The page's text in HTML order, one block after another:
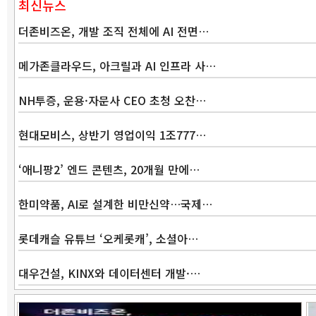
최신뉴스
더존비즈온, 개발 조직 전체에 AI 전면…
메가존클라우드, 아크릴과 AI 인프라 사…
NH투증, 운용·자문사 CEO 초청 오찬…
현대모비스, 상반기 영업이익 1조777…
‘애니팡2’ 엔드 콘텐츠, 20개월 만에…
한미약품, AI로 설계한 비만신약…국제…
롯데캐슬 유튜브 ‘오케롯캐’, 소셜아…
대우건설, KINX와 데이터센터 개발·…